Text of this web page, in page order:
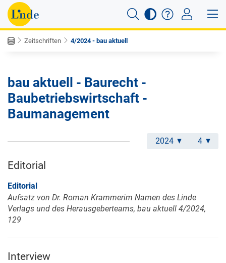
Zeitschriften 4/2024 - bau aktuell
bau aktuell - Baurecht -
Baubetriebswirtschaft -
Baumanagement
2024 4
Editorial
Editorial
Aufsatz von Dr. Roman Krammerim Namen des Linde
Verlags und des Herausgeberteams, bau aktuell 4/2024,
129
Interview